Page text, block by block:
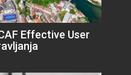
Effective User